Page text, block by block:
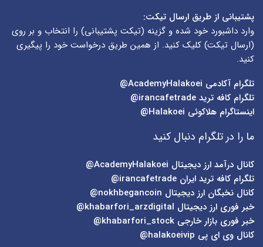
پشتیبانی از طریق ارسال تیکت:
وارد داشبورد خود شده و گزینه (تیکت پشتیبانی) را انتخاب و بر روی
(ارسال تیکت) کلیک کنید. از همین طریق درخواست خود را پیگیری
کنید.
تلگرام آکادمی
تلگرام کافه ترید irancafetrade@
اینستاگرام هلاکوئی Halakoei@
ما را در تلگرام دنبال کنید
کانال درآمد ارز دیجیتال AcademyHalakoei@
تلگرام کافه ترید ایران irancafetrade@
کانال نخبگان ارز دیجیتال nokhbegancoin@
خبر فوری ارز دیجیتال khabarfori_arzdigital@
خبر فوری بازار خارجی khabarfori_stock@
کانال وی ای پی halakoeivip@